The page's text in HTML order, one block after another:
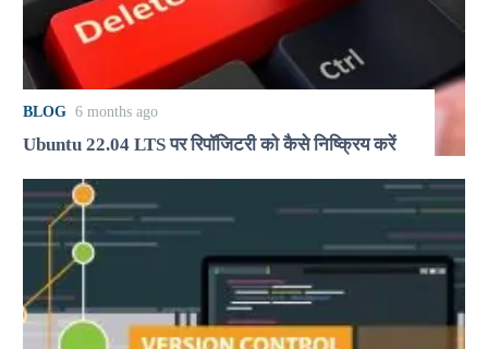
BLOG 6 months ago
Ubuntu 22.04 LTS पर रिपॉजिटरी को कैसे निष्क्रिय करें